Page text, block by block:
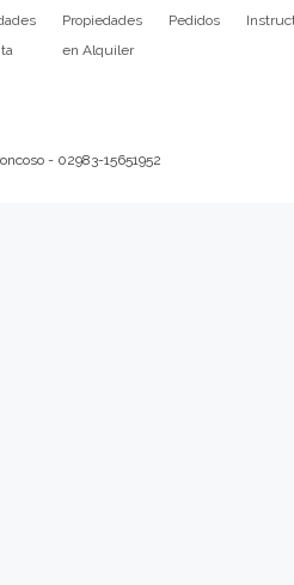
Propiedades
en Alquiler
Pedidos
- 02983-15651952